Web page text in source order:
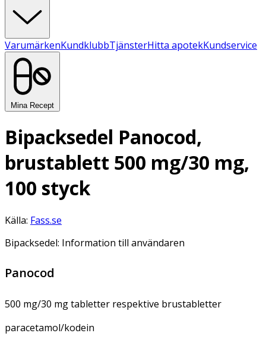
VarumärkenKundklubbTjänsterHitta apotekKundservice
Mina Recept
Bipacksedel Panocod,
brustablett 500 mg/30 mg,
100 styck
Källa: Fass.se
Bipacksedel: Information till användaren
Panocod
500 mg/30 mg tabletter respektive brustabletter
paracetamol/kodein